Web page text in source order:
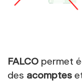
FALCO permet
des acomptes